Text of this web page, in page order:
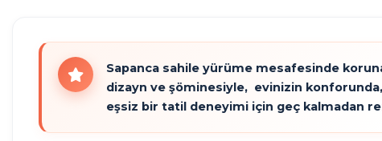
Sapanca sahile yürüme mesafesinde
dizayn ve şöminesiyle, evinizin
eşsiz bir tatil deneyimi için geç kalmadan